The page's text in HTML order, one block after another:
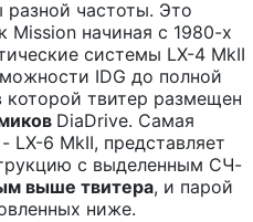
разной частоты. Это
Mission начиная с 1980-х
системы LX-4 MkII
IDG до полной
твитер размещен
DiaDrive. Самая
LX-6 MkII, представляет
с выделенным СЧ-
выше твитера, и парой
ниже.